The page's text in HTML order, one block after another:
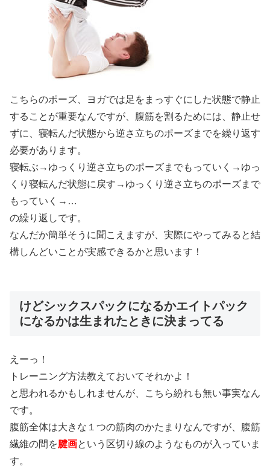
こちらのポーズ、ヨガでは足をまっすぐにした状態で静止
することが重要なんですが、腹筋を割るためには、静止せ
ずに、寝転んだ状態から逆さ立ちのポーズまでを繰り返す
必要があります。
寝転ぶ→ゆっくり逆さ立ちのポーズまでもっていく→ゆっ
くり寝転んだ状態に戻す→ゆっくり逆さ立ちのポーズまで
もっていく→…
の繰り返しです。
なんだか簡単そうに聞こえますが、実際にやってみると結
構しんどいことが実感できるかと思います！
けどシックスパックになるかエイトパック
になるかは生まれたときに決まってる
えーっ！
トレーニング方法教えておいてそれかよ！
と思われるかもしれませんが、こちら紛れも無い事実なん
です。
腹筋全体は大きな１つの筋肉のかたまりなんですが、腹筋
繊維の間を腱画という区切り線のようなものが入っていま
す。